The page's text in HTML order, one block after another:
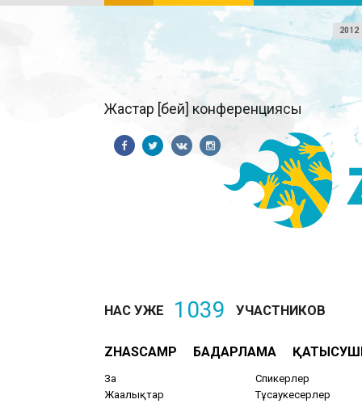
2012
Жастар [бей] конференциясы
НАС УЖЕ 1039 УЧАСТНИКОВ
ZHASCAMP БАҒДАРЛАМА
Заң
Жаңалықтар
Спикерлер
Тұсаукесерлер